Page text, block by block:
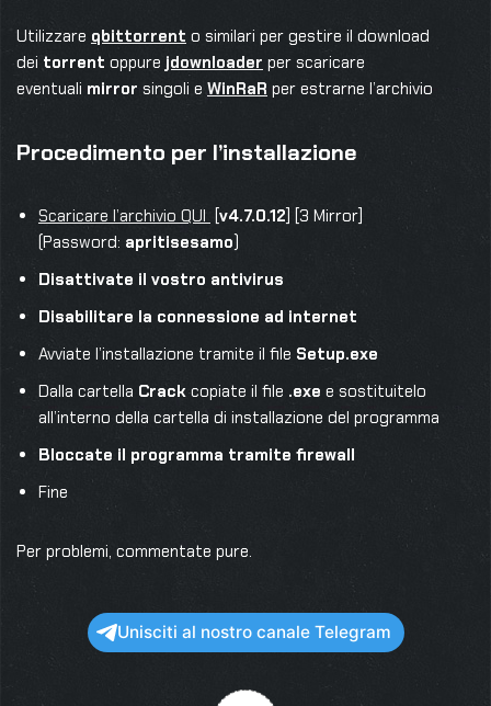
Utilizzare qbittorrent o similari per gestire il download
dei torrent oppure jdownloader per scaricare
eventuali mirror singoli e WinRaR per estrarne l’archivio
Procedimento per l’installazione
Scaricare l’archivio QUI [v4.7.0.12] [3 Mirror]
(Password: apritisesamo)
Disattivate il vostro antivirus
Disabilitare la connessione ad internet
Avviate l’installazione tramite il file Setup.exe
Dalla cartella Crackcopiate il file .exe e sostituitelo
all’interno della cartella di installazione del programma
Bloccate il programma tramite firewall
Fine
Per problemi, commentate pure.
Unisciti al nostro canale Telegram